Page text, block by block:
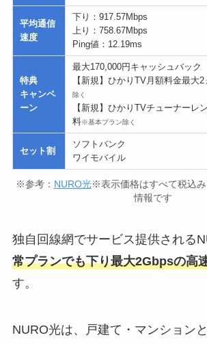
平均通信
速度
下り：917.57Mbps
上り：758.67Mbps
Ping値：12.19ms
特典
キャンペ
ーン
最大170,000円キャッシュバック
【新規】ひかりTV月額料金最大
除く
【新規】ひかりTVチューナーレ
料※基本プラン除く
セット割
ソフトバンク
ワイモバイル
※参考： NURO光※表示価格はすべて税込
情報です
独自回線網でサービス提供される
常プランでも下り最大2Gbpsの高
す。
NURO光は、戸建て・マンション